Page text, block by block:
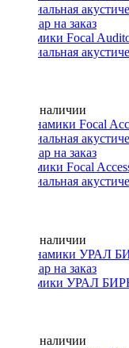
Динамики Focal
коаксиальная
Нет в наличии
Динамики Focal
коаксиальная
Нет в наличии
Динамики УРАЛ
Нет в наличии